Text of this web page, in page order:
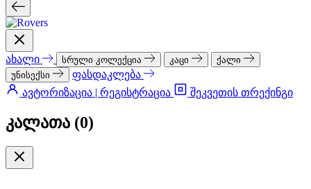
ახალი სრული კოლექცია კაცი
ქალი
უნისექსი
ფასდაკლება
ავტორიზაცია | რეგისტრაცია
შეკვეთის თრექინგი
კალათა (0)